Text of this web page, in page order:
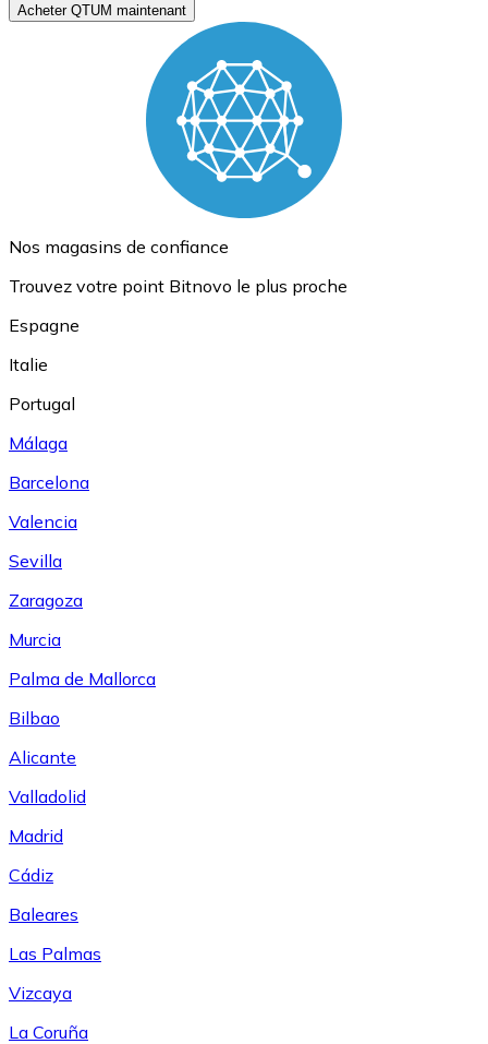
Acheter QTUM maintenant
Nos magasins de confiance
Trouvez votre point Bitnovo le plus proche
Espagne
Italie
Portugal
Málaga
Barcelona
Valencia
Sevilla
Zaragoza
Murcia
Palma de Mallorca
Bilbao
Alicante
Valladolid
Madrid
Cádiz
Baleares
Las Palmas
Vizcaya
La Coruña